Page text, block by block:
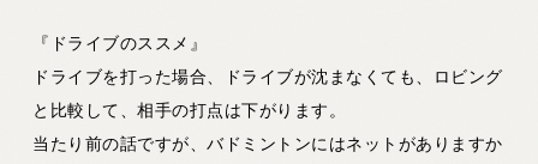
『ドライブのススメ』
ドライブを打った場合、ドライブが沈まなくても、ロビング
と比較して、相手の打点は下がります。
当たり前の話ですが、バドミントンにはネットがありますか